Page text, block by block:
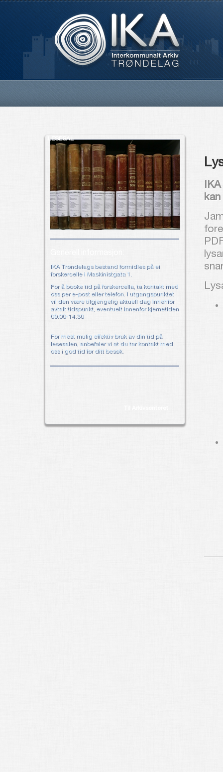
LESESAL
IKA Trøndelags bestand formidles på ei
forskercelle i Maskinistgata 1.
For å booke tid på forskercella, ta kontakt med
oss per e-post eller telefon. I utgangspunktet
vil den være tilgjengelig aktuell dag innenfor
avtalt tidspunkt, eventuelt innenfor kjernetiden
09:00-14:30
For mest mulig effektiv bruk av din tid på
lesesalen, anbefaler vi at du tar kontakt med
oss i god tid før ditt besøk.